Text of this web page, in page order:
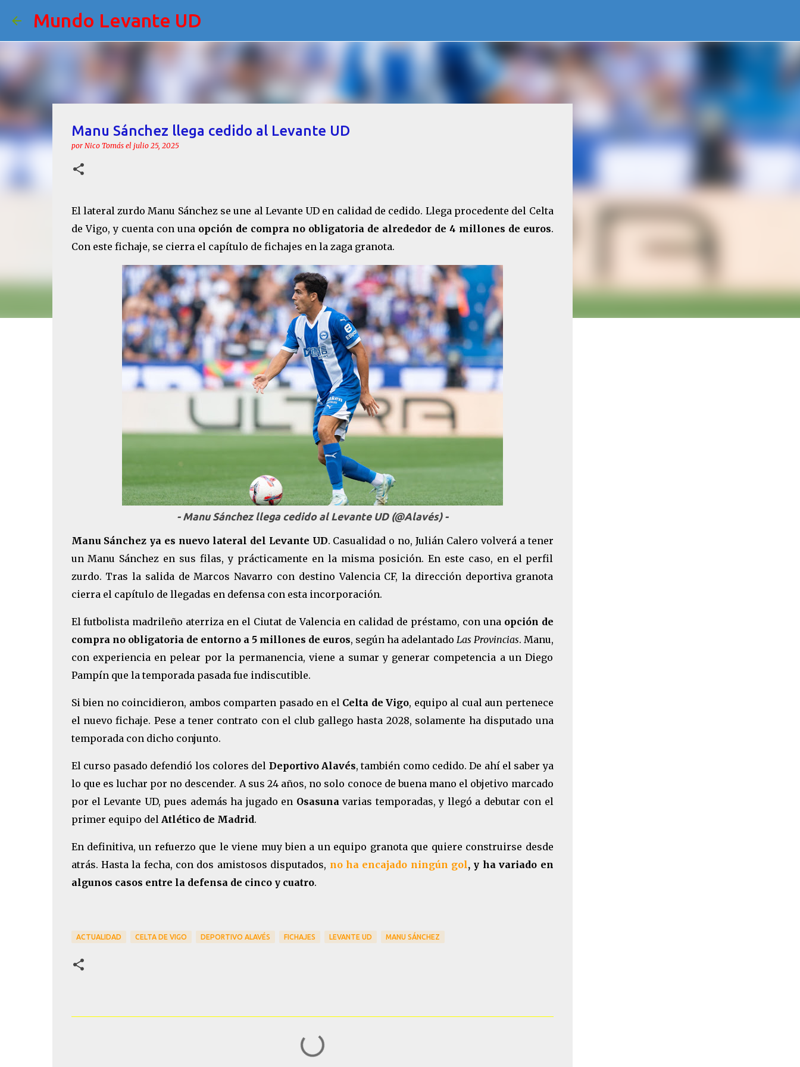
Mundo Levante UD
Manu Sánchez llega cedido al Levante UD
por Nico Tomás el julio 25, 2025
El lateral zurdo Manu Sánchez se une al Levante UD en calidad de cedido. Llega procedente del Celta
de Vigo, y cuenta con una opción de compra no obligatoria de alrededor de 4 millones de euros.
Con este fichaje, se cierra el capítulo de fichajes en la zaga granota.
- Manu Sánchez llega cedido al Levante UD (@Alavés) -
Manu Sánchez ya es nuevo lateral del Levante UD. Casualidad o no, Julián Calero volverá a tener
un Manu Sánchez en sus filas, y prácticamente en la misma posición. En este caso, en el perfil
zurdo. Tras la salida de Marcos Navarro con destino Valencia CF, la dirección deportiva granota
cierra el capítulo de llegadas en defensa con esta incorporación.
El futbolista madrileño aterriza en el Ciutat de Valencia en calidad de préstamo, con una opción de
compra no obligatoria de entorno a 5 millones de euros, según ha adelantado Las Provincias. Manu,
con experiencia en pelear por la permanencia, viene a sumar y generar competencia a un Diego
Pampín que la temporada pasada fue indiscutible.
Si bien no coincidieron, ambos comparten pasado en el Celta de Vigo, equipo al cual aun pertenece
el nuevo fichaje. Pese a tener contrato con el club gallego hasta 2028, solamente ha disputado una
temporada con dicho conjunto.
El curso pasado defendió los colores del Deportivo Alavés, también como cedido. De ahí el saber ya
lo que es luchar por no descender. A sus 24 años, no solo conoce de buena mano el objetivo marcado
por el Levante UD, pues además ha jugado en Osasunavarias temporadas, y llegó a debutar con el
primer equipo del Atlético de Madrid.
En definitiva, un refuerzo que le viene muy bien a un equipo granota que quiere construirse desde
atrás. Hasta la fecha, con dos amistosos disputados, no ha encajado ningún gol, y ha variado en
algunos casos entre la defensa de cinco y cuatro.
ACTUALIDAD CELTA DE VIGO DEPORTIVO ALAVÉS FICHAJES LEVANTE UD MANU SÁNCHEZ